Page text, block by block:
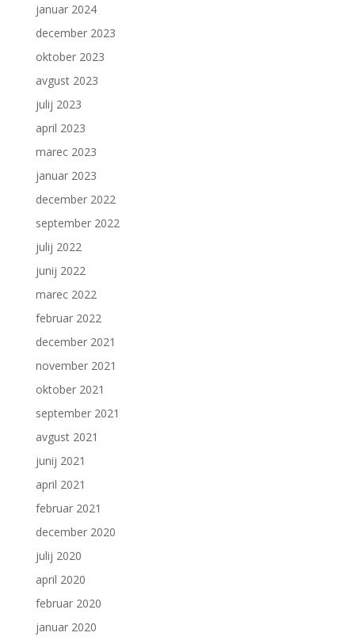
januar 2024
december 2023
oktober 2023
avgust 2023
julij 2023
april 2023
marec 2023
januar 2023
december 2022
september 2022
julij 2022
junij 2022
marec 2022
februar 2022
december 2021
november 2021
oktober 2021
september 2021
avgust 2021
junij 2021
april 2021
februar 2021
december 2020
julij 2020
april 2020
februar 2020
januar 2020